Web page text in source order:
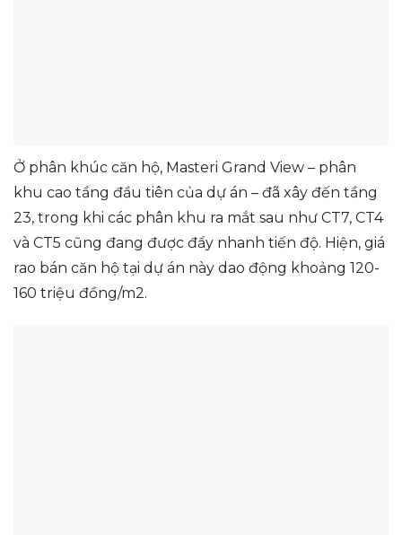
Ở phân khúc căn hộ, Masteri Grand View – phân
khu cao tầng đầu tiên của dự án – đã xây đến tầng
23, trong khi các phân khu ra mắt sau như CT7, CT4
và CT5 cũng đang được đẩy nhanh tiến độ. Hiện, giá
rao bán căn hộ tại dự án này dao động khoảng 120-
160 triệu đồng/m2.